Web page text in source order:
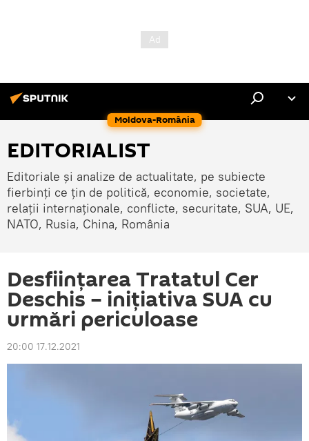
Moldova-România
EDITORIALIST
Editoriale și analize de actualitate, pe subiecte
fierbinți ce țin de politică, economie, societate,
relații internaționale, conflicte, securitate, SUA, UE,
NATO, Rusia, China, România
Desființarea Tratatul Cer
Deschis – inițiativa SUA cu
urmări periculoase
20:00 17.12.2021